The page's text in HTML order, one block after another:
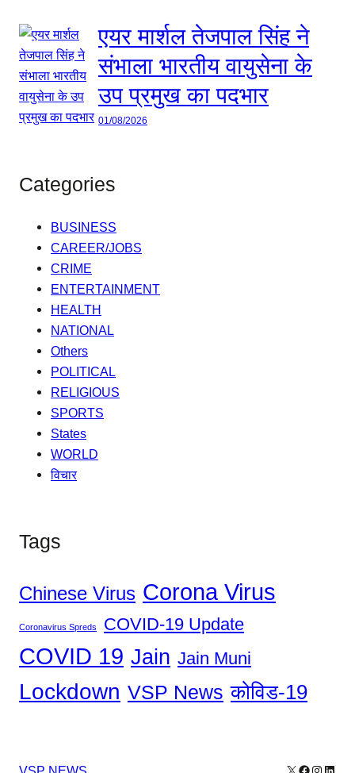
एयर मार्शल तेजपाल सिंह ने
संभाला भारतीय वायुसेना के
उप प्रमुख का पदभार
01/08/2026
Categories
BUSINESS
CAREER/JOBS
CRIME
ENTERTAINMENT
HEALTH
NATIONAL
Others
POLITICAL
RELIGIOUS
SPORTS
States
WORLD
विचार
Tags
Chinese Virus Corona Virus
Coronavirus Spreds COVID-19 Update
COVID 19 Jain Jain Muni
Lockdown VSP News कोविड-19
X Facebook